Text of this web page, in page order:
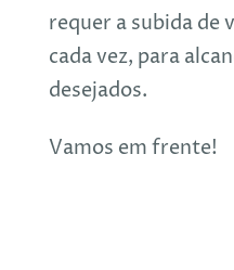
requer a subida de
cada vez, para
desejados.
Vamos em frente!